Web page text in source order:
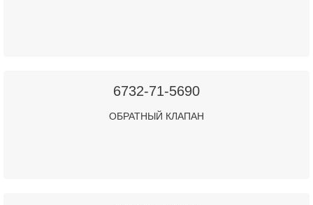
6732-71-5690
ОБРАТНЫЙ КЛАПАН